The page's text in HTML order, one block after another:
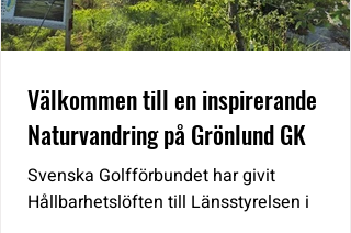
Välkommen till en inspirerande
Naturvandring på Grönlund GK
Svenska Golfförbundet har givit
Hållbarhetslöften till Länsstyrelsen i